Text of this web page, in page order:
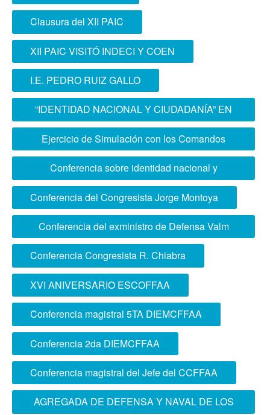
Clausura del XII PAIC
XII PAIC VISITÓ INDECI Y COEN
I.E. PEDRO RUIZ GALLO
“IDENTIDAD NACIONAL Y CIUDADANÍA” EN
I.E. SILVA DE OCHOA
Ejercicio de Simulación con los Comandos
Operacionales del Norte y Sur
Conferencia sobre identidad nacional y
ciudadanía en IE QUIÑONEZ de La Molina
Conferencia del Congresista Jorge Montoya
Conferencia del exministro de Defensa Valm
Jorge Moscoso
Conferencia Congresista R. Chiabra
XVI ANIVERSARIO ESCOFFAA
Conferencia magistral 5TA DIEMCFFAA
Conferencia 2da DIEMCFFAA
Conferencia magistral del Jefe del CCFFAA
AGREGADA DE DEFENSA Y NAVAL DE LOS